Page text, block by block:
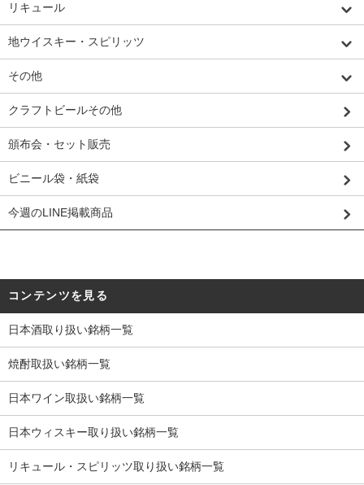
リキュール
地ウイスキー・スピリッツ
その他
クラフトビールその他
頒布会・セット販売
ビニール袋・紙袋
今週のLINE掲載商品
コンテンツを見る
日本酒取り扱い銘柄一覧
焼酎取扱い銘柄一覧
日本ワイン取扱い銘柄一覧
日本ウィスキー取り扱い銘柄一覧
リキュール・スピリッツ取り扱い銘柄一覧